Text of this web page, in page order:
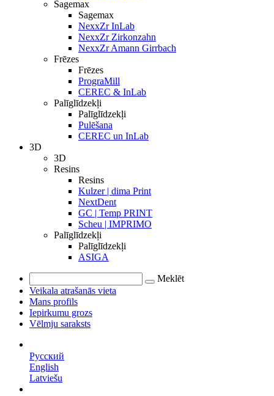
Sagemax
Sagemax
NexxZr InLab
NexxZr Zirkonzahn
NexxZr Amann Girrbach
Frēzes
Frēzes
PrograMill
CEREC & InLab
Palīglīdzekļi
Palīglīdzekļi
Pulēšana
CEREC un InLab
3D
3D
Resins
Resins
Kulzer | dima Print
NextDent
GC | Temp PRINT
Scheu | IMPRIMO
Palīglīdzekļi
Palīglīdzekļi
ASIGA
Meklēt
Veikala atrašanās vieta
Mans profils
Iepirkumu grozs
Vēlmju saraksts
Русский
English
Latviešu